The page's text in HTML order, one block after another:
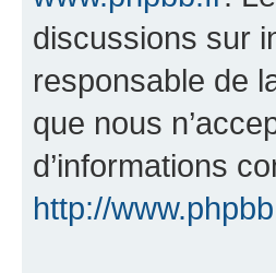
discussions sur
responsable de
que nous
d’informations
http://